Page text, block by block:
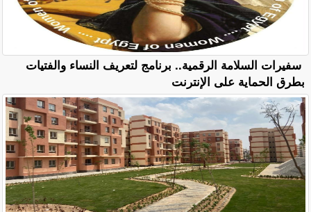
سفيرات السلامة الرقمية.. برنامج لتعريف النساء والفتيات
بطرق الحماية على الإنترنت